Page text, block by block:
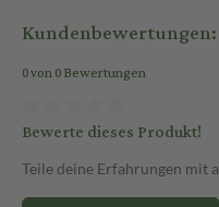
0 von 0 Bewertungen
Bewerte dieses Produkt!
Teile deine Erfahrungen mit